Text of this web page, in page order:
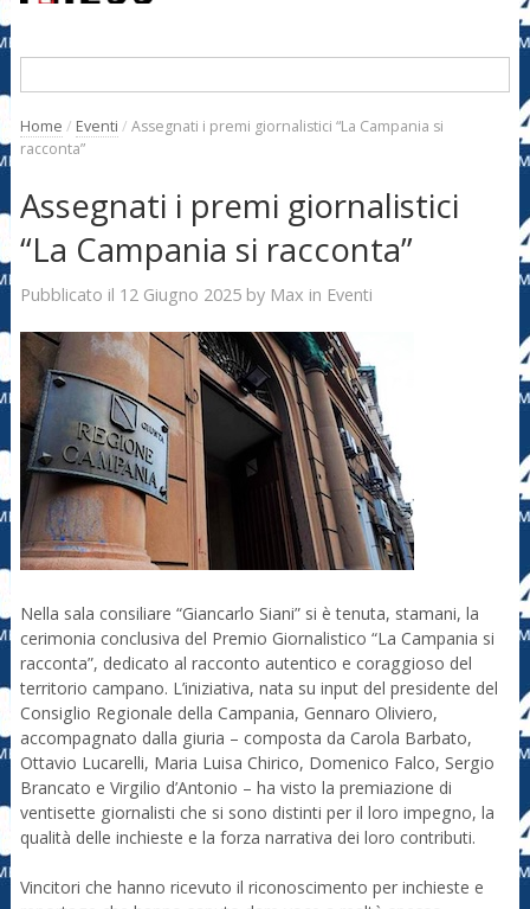
Home / Eventi / Assegnati i premi giornalistici “La Campania si
racconta”
Assegnati i premi giornalistici
“La Campania si racconta”
Pubblicato il 12 Giugno 2025by Max in Eventi
Nella sala consiliare “Giancarlo Siani” si è tenuta, stamani, la
cerimonia conclusiva del Premio Giornalistico “La Campania si
racconta”, dedicato al racconto autentico e coraggioso del
territorio campano. L’iniziativa, nata su input del presidente del
Consiglio Regionale della Campania, Gennaro Oliviero,
accompagnato dalla giuria – composta da Carola Barbato,
Ottavio Lucarelli, Maria Luisa Chirico, Domenico Falco, Sergio
Brancato e Virgilio d’Antonio – ha visto la premiazione di
ventisette giornalisti che si sono distinti per il loro impegno, la
qualità delle inchieste e la forza narrativa dei loro contributi.
Vincitori che hanno ricevuto il riconoscimento per inchieste e